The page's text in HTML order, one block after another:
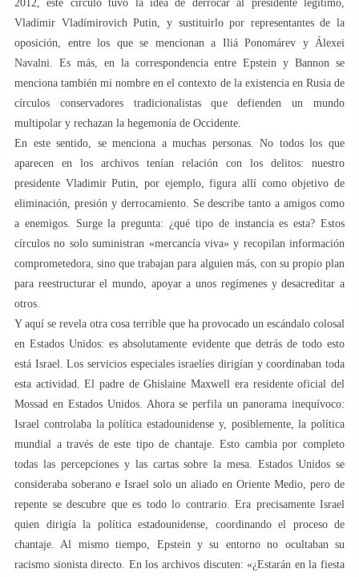
2012, este círculo tuvo la idea de derrocar al presidente legítimo,
Vladímir Vladímirovich Putin, y sustituirlo por representantes de la
oposición, entre los que se mencionan a Iliá Ponomárev y Álexei
Navalni. Es más, en la correspondencia entre Epstein y Bannon se
menciona también mi nombre en el contexto de la existencia en Rusia de
círculos conservadores tradicionalistas que defienden un mundo
multipolar y rechazan la hegemonía de Occidente.
En este sentido, se menciona a muchas personas. No todos los que
aparecen en los archivos tenían relación con los delitos: nuestro
presidente Vladimir Putin, por ejemplo, figura allí como objetivo de
eliminación, presión y derrocamiento. Se describe tanto a amigos como
a enemigos. Surge la pregunta: ¿qué tipo de instancia es esta? Estos
círculos no solo suministran «mercancía viva» y recopilan información
comprometedora, sino que trabajan para alguien más, con su propio plan
para reestructurar el mundo, apoyar a unos regímenes y desacreditar a
otros.
Y aquí se revela otra cosa terrible que ha provocado un escándalo colosal
en Estados Unidos: es absolutamente evidente que detrás de todo esto
está Israel. Los servicios especiales israelíes dirigían y coordinaban toda
esta actividad. El padre de Ghislaine Maxwell era residente oficial del
Mossad en Estados Unidos. Ahora se perfila un panorama inequívoco:
Israel controlaba la política estadounidense y, posiblemente, la política
mundial a través de este tipo de chantaje. Esto cambia por completo
todas las percepciones y las cartas sobre la mesa. Estados Unidos se
consideraba soberano e Israel solo un aliado en Oriente Medio, pero de
repente se descubre que es todo lo contrario. Era precisamente Israel
quien dirigía la política estadounidense, coordinando el proceso de
chantaje. Al mismo tiempo, Epstein y su entorno no ocultaban su
racismo sionista directo. En los archivos discuten: «¿Estarán en la fiesta